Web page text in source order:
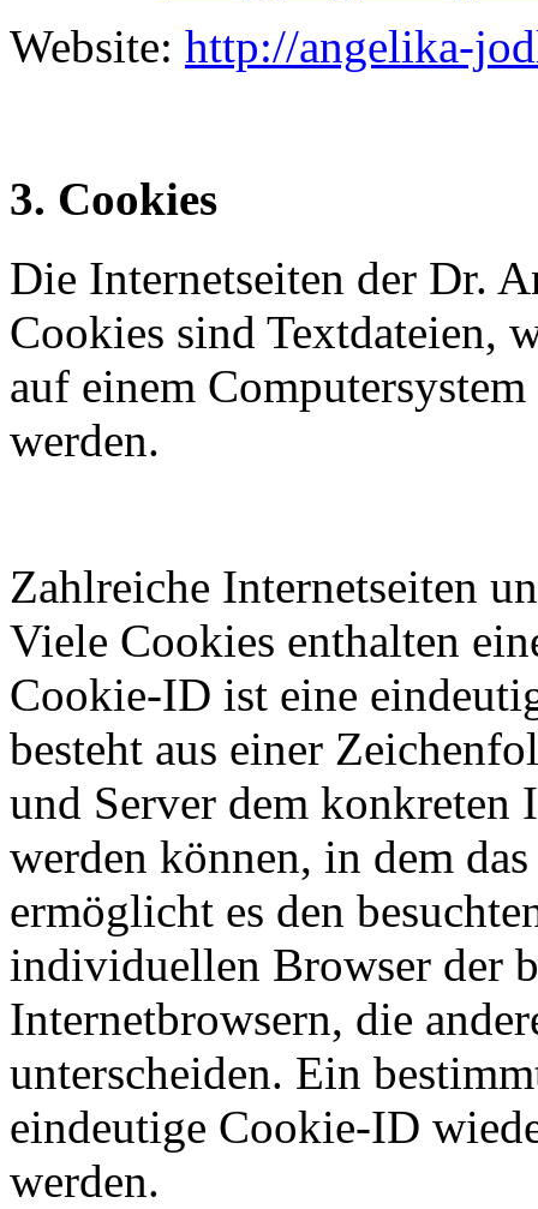
Website: http://angelika-
3. Cookies
Die Internetseiten der Dr.
Cookies sind Textdateien,
auf einem
werden.
Zahlreiche Internetseiten
Viele Cookies enthalten
Cookie-ID ist eine
besteht aus einer
und Server dem konkreten
werden können, in dem
ermöglicht es den
individuellen Browser der
Internetbrowsern, die
unterscheiden. Ein
eindeutige Cookie-ID
werden.